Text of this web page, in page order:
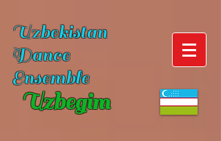
Uzbekistan
Dance
Ensemble
Uzbegim